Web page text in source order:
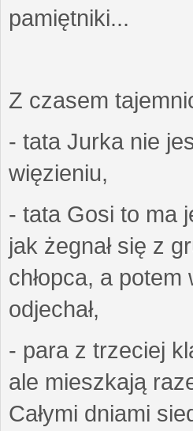
pamiętniki...
Z czasem
- tata Jurka nie
więzieniu,
- tata Gosi to ma
jak żegnał się z
chłopca, a potem
odjechał,
- para z trzeciej
ale mieszkają
Całymi dniami